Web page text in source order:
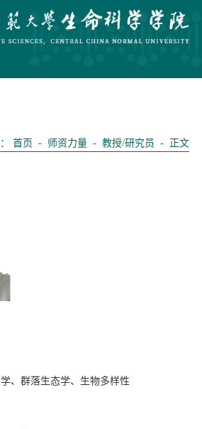
首页 - 师资力量 - 教授/研究员 - 正文
、群落生态学、生物多样性